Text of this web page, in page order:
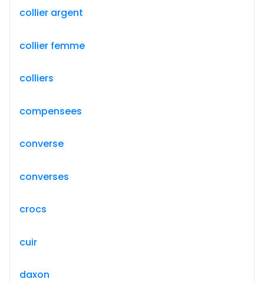
collier argent
collier femme
colliers
compensees
converse
converses
crocs
cuir
daxon